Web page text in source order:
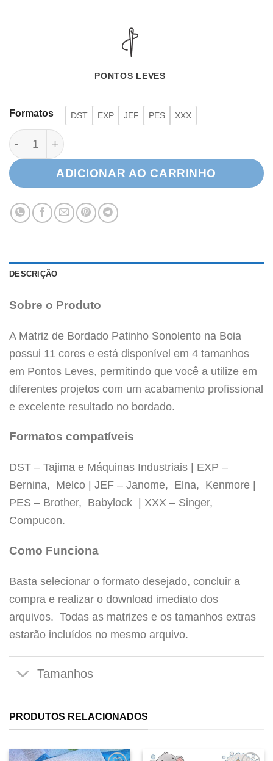
PONTOS LEVES
Formatos DST EXP JEF PES XXX
Patinho Sonolento na Boia quantidade
ADICIONAR AO CARRINHO
DESCRIÇÃO
Sobre o Produto
A Matriz de Bordado Patinho Sonolento na Boia
possui 11 cores e está disponível em 4 tamanhos
em Pontos Leves, permitindo que você a utilize em
diferentes projetos com um acabamento profissional
e excelente resultado no bordado.
Formatos compatíveis
DST – Tajima e Máquinas Industriais | EXP –
Bernina, Melco | JEF – Janome, Elna, Kenmore |
PES – Brother, Babylock | XXX – Singer,
Compucon.
Como Funciona
Basta selecionar o formato desejado, concluir a
compra e realizar o download imediato dos
arquivos. Todas as matrizes e os tamanhos extras
estarão incluídos no mesmo arquivo.
Tamanhos
PRODUTOS RELACIONADOS